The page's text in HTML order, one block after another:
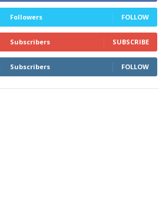
Followers FOLLOW
Subscribers SUBSCRIBE
Subscribers FOLLOW